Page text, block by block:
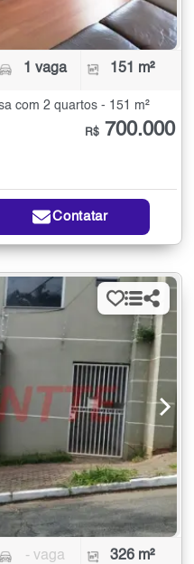
1 vaga 151 m²
com 2 quartos - 151 m²
R$ 700.000
Contatar
- vaga 326 m²